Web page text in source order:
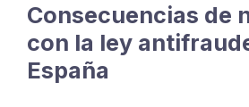
Consecuencias de
con la ley
España